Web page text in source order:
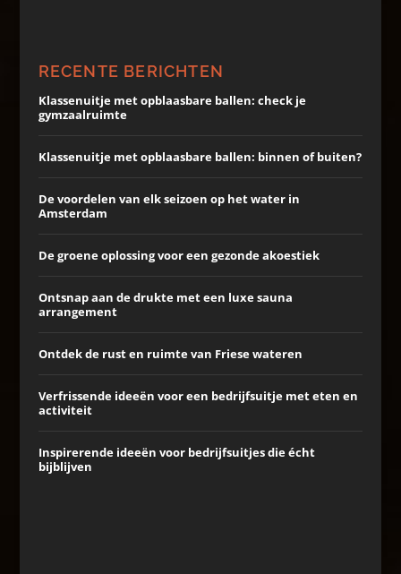
RECENTE BERICHTEN
Klassenuitje met opblaasbare ballen: check je
gymzaalruimte
Klassenuitje met opblaasbare ballen: binnen of buiten?
De voordelen van elk seizoen op het water in
Amsterdam
De groene oplossing voor een gezonde akoestiek
Ontsnap aan de drukte met een luxe sauna
arrangement
Ontdek de rust en ruimte van Friese wateren
Verfrissende ideeën voor een bedrijfsuitje met eten en
activiteit
Inspirerende ideeën voor bedrijfsuitjes die écht
bijblijven